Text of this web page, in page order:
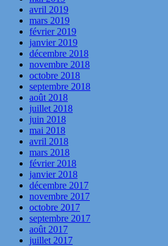
avril 2019
mars 2019
février 2019
janvier 2019
décembre 2018
novembre 2018
octobre 2018
septembre 2018
août 2018
juillet 2018
juin 2018
mai 2018
avril 2018
mars 2018
février 2018
janvier 2018
décembre 2017
novembre 2017
octobre 2017
septembre 2017
août 2017
juillet 2017